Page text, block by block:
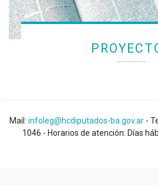
Mail: infoleg@hcdiputados-ba.gov.ar -
1046 - Horarios de atención: Días